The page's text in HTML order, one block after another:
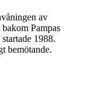
av
Pampas
1988.
bemötande.